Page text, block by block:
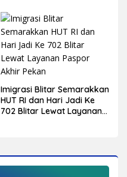
Kursi DPRD
Imigrasi Blitar Semarakkan
HUT RI dan Hari Jadi Ke
702 Blitar Lewat Layanan